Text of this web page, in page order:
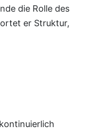
die Rolle des
er Struktur,